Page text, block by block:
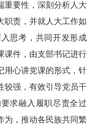
重要性，深刻分析人大
职责，并就人大工作如
思考，共同开发形成
课件，由支部书记进行
用心讲党课的形式，针
较强，有效引导党员干
求融入履职尽责全过
为，推动各民族共同繁